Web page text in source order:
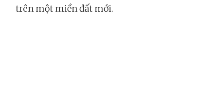
trên một miền đất mới.